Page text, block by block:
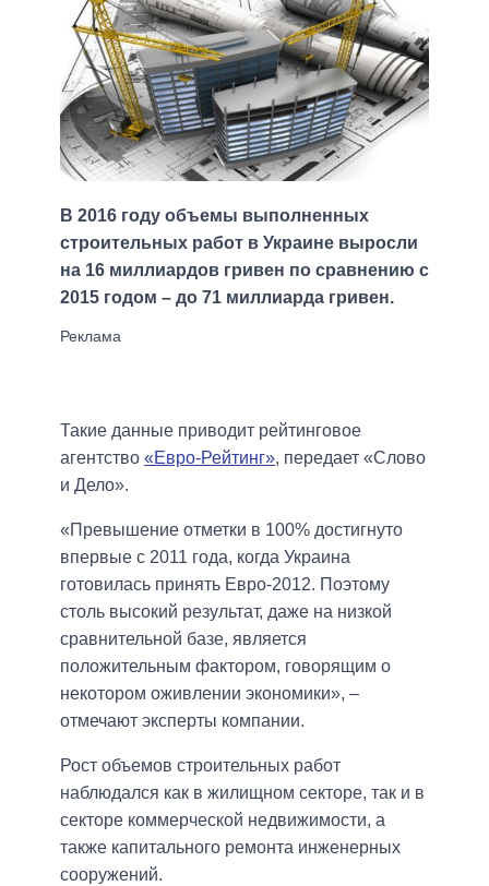
В 2016 году объемы выполненных
строительных работ в Украине выросли
на 16 миллиардов гривен по сравнению с
2015 годом – до 71 миллиарда гривен.
Такие данные приводит рейтинговое
агентство «Евро-Рейтинг», передает «Слово
и Дело».
«Превышение отметки в 100% достигнуто
впервые с 2011 года, когда Украина
готовилась принять Евро-2012. Поэтому
столь высокий результат, даже на низкой
сравнительной базе, является
положительным фактором, говорящим о
некотором оживлении экономики», –
отмечают эксперты компании.
Рост объемов строительных работ
наблюдался как в жилищном секторе, так и в
секторе коммерческой недвижимости, а
также капитального ремонта инженерных
сооружений.